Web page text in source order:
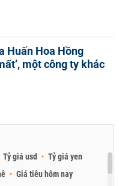
Huấn Hoa Hồng
một công ty khác
Tỷ giá usd
Tỷ giá yen
Giá tiêu hôm nay